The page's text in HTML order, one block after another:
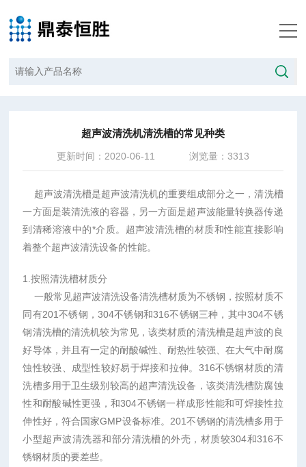
超声波清洗机清洗槽的常见种类
更新时间：2020-06-11 浏览量：3313
超声波清洗槽是超声波清洗机的重要组成部分之一，清洗槽
一方面是装清洗液的容器，另一方面是超声波能量转换器传递
到清稀溶液中的*介质。超声波清洗槽的材质和性能直接影响
着整个超声波清洗设备的性能。
1.按照清洗槽材质分
一般常见超声波清洗设备清洗槽材质为不锈钢，按照材质不
同有201不锈钢，304不锈钢和316不锈钢三种，其中304不锈
钢清洗槽的清洗机较为常见，该类材质的清洗槽是超声波的良
好导体，并且有一定的耐酸碱性、耐热性较强、在大气中耐腐
蚀性较强、成型性较好易于焊接和拉伸。316不锈钢材质的清
洗槽多用于卫生级别较高的超声清洗设备，该类清洗槽防腐蚀
性和耐酸碱性更强，和304不锈钢一样成形性能和可焊接性拉
伸性好，符合国家GMP设备标准。201不锈钢的清洗槽多用于
小型超声波清洗器和部分清洗槽的外壳，材质较304和316不
锈钢材质的要差些。